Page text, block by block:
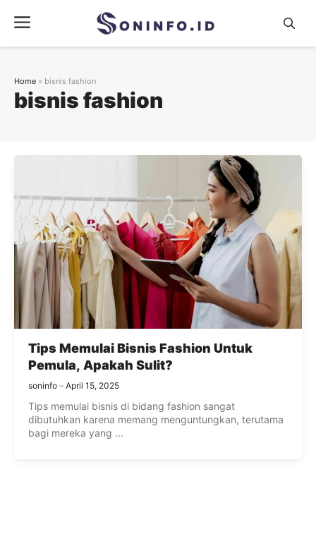
content
Menu
bisnis fashion
Home » bisnis fashion
Tips Memulai Bisnis Fashion Untuk
Pemula, Apakah Sulit?
soninfo April 15, 2025
Tips memulai bisnis di bidang fashion sangat
dibutuhkan karena memang menguntungkan, terutama
bagi mereka yang ...